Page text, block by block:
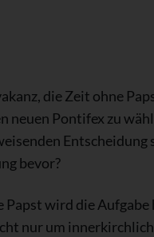
die Zeit ohne
neuen Pontifex zu
bevor?
wird die
nur um